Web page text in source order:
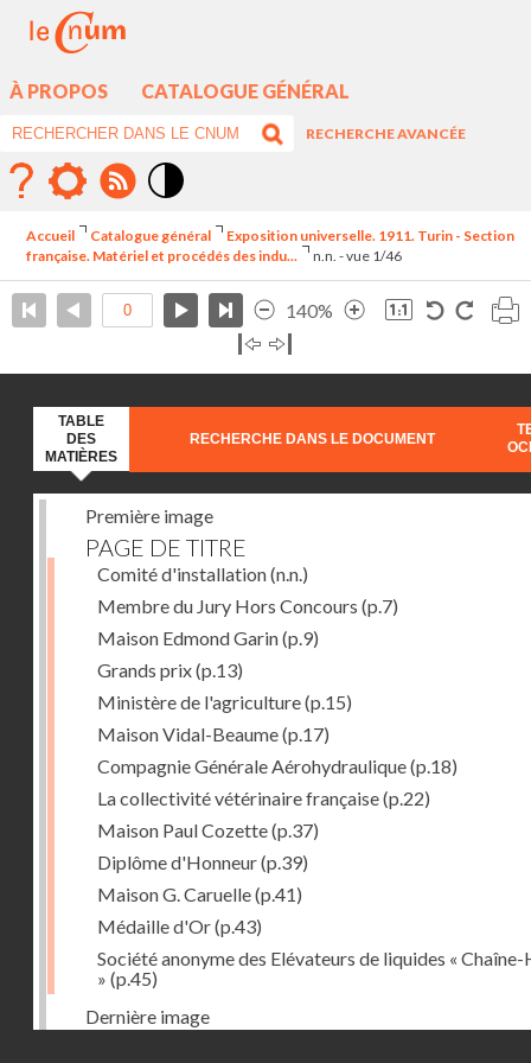
À PROPOS CATALOGUE GÉNÉRAL
RECHERCHE AVANCÉE
élévé
Accueil Catalogue général
Exposition universelle. 1911. Turin - Section
française. Matériel et procédés des indu...
n.n. - vue 1/46
140%
TABLE
DES
MATIÈRES
RECHERCHE DANS LE DOCUMENT
Première image
PAGE DE TITRE
Comité d'installation(n.n.)
Membre du Jury Hors Concours (p.7)
Maison Edmond Garin(p.9)
Grands prix(p.13)
Ministère de l'agriculture(p.15)
Maison Vidal-Beaume(p.17)
Compagnie Générale Aérohydraulique(p.18)
La collectivité vétérinaire française(p.22)
Maison Paul Cozette(p.37)
Diplôme d'Honneur(p.39)
Maison G. Caruelle(p.41)
Médaille d'Or(p.43)
Société anonyme des Elévateurs de liquides «
» (p.45)
Dernière image